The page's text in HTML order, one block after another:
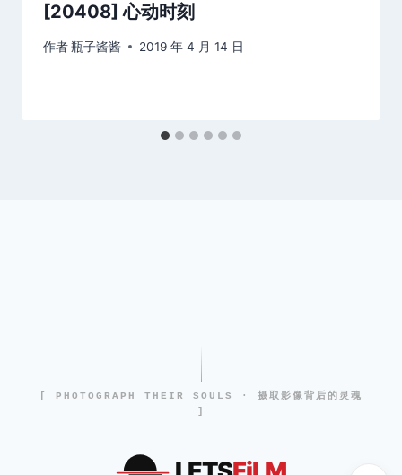
[20408] 心动时刻
作者瓶子酱酱 2019 年 4 月 14 日
[ PHOTOGRAPH THEIR SOULS · 摄取影像背后的灵魂
]